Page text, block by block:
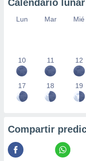
Calendario lunar
Lun Mar Mié
10 11 12
17 18 19
Compartir